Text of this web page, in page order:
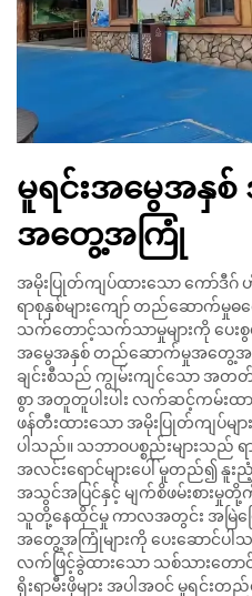
မူရင်းအမွေအနှ
အတွေ့အကြုံ
အမိုးပြုတ်ကျပ်ထားသော ကော်ဒီ
ရာစုနှစ်များကျော် တည်ဆောက်မှုဓလ
သက်တောင့်သက်သာမှုများကို ပေး
အမွေအနှစ် တည်ဆောက်မှုအတွေ့အ
ချင်းစီသည် ကျွမ်းကျင်သော အတတ်ပ
စွာ အတူတူပါးပါး လက်ဆင့်ကမ်းထား
ဖန်တီးထားသော အမိုးပြုတ်ကျပ်မ
ပါသည်။ သဘာဝပစ္စည်းများသည်
အလင်းရောင်များပေါ် မူတည်၍ နူး
အသွင်အပြင်နှင့် မျက်စိဖမ်းစားမှုတို့
သူတို့နေထိုင်မှု ကာလအတွင်း အမြဲပ
အတွေ့အကြုံများကို ပေးဆောင်ပါသ
လက်ဖြင့်ခွဲထားသော သစ်သားတောင်း
ရိုးရာမီးဖိုများ အပါအဝင် မူရင်း